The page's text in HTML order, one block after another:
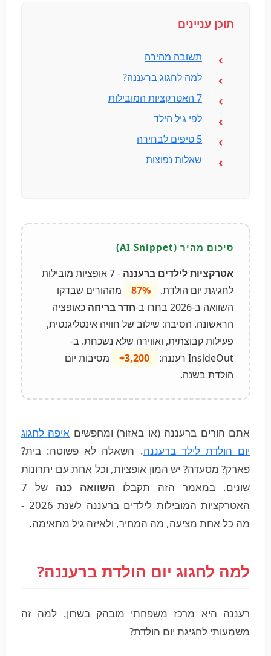
תוכן עניינים
תשובה מהירה
למה לחגוג ברעננה?
7 האטרקציות המובילות
לפי גיל הילד
5 טיפים לבחירה
שאלות נפוצות
אטרקציות לילדים ברעננה
- 7 אופציות מובילות
לחגיגת יום הולדת.
87%
מההורים שבדקו
השוואה ב-2026 בחרו ב-
חדר בריחה כאופציה
הראשונה. הסיבה: שילוב של חוויה אינטליגנטית,
פעילות קבוצתית, ואווירה שלא נשכחת. ב-
InsideOut רעננה:
3,200+
מסיבות יום
הולדת בשנה.
אתם הורים ברעננה (או באזור) ומחפשים איפה לחגוג
יום הולדת לילד ברעננה. השאלה לא פשוטה: בית?
פארק? מסעדה? יש המון אופציות, וכל אחת עם יתרונות
שונים. במאמר הזה תקבלו השוואה כנה
של 7
האטרקציות המובילות לילדים ברעננה לשנת 2026 -
מה כל אחת מציעה, מה המחיר, ולאיזה גיל מתאימה.
למה לחגוג יום הולדת ברעננה?
רעננה היא מרכז משפחתי מובהק בשרון. למה זה
משמעותי לחגיגת יום הולדת?